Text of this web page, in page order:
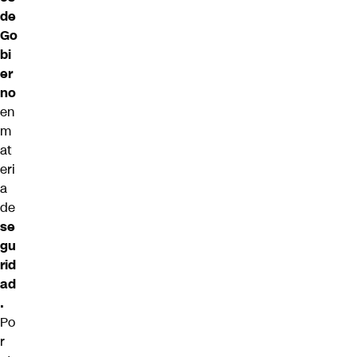
de
Go
bi
er
no
en
m
at
eri
a
de
se
gu
rid
ad
.
Po
r